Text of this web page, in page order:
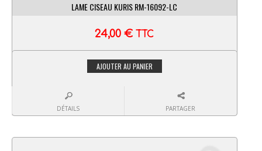
LAME CISEAU KURIS RM-16092-LC
24,00€ TTC
AJOUTER AU PANIER
DÉTAILS PARTAGER